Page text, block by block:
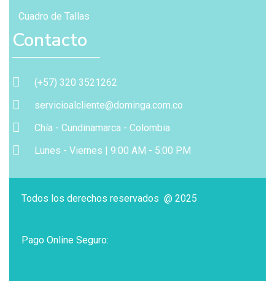
Cuadro de Tallas
Contacto
(+57) 320 3521262
servicioalcliente@dominga.com.co
Chía - Cundinamarca - Colombia
Lunes - Viernes | 9:00 AM - 5:00 PM
Todos los derechos reservados @ 2025
Pago Online Seguro: